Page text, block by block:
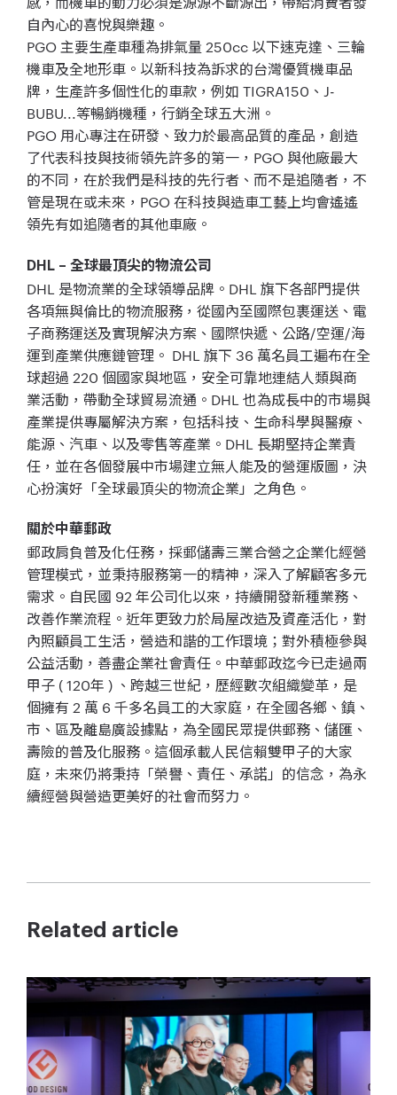
自內心的喜悅與樂趣。
PGO 主要生產車種為排氣量 250cc 以下速克達、三輪
機車及全地形車。以新科技為訴求的台灣優質機車品
牌，生產許多個性化的車款，例如 TIGRA150、J-
BUBU...等暢銷機種，行銷全球五大洲。
PGO 用心專注在研發、致力於最高品質的產品，創造
了代表科技與技術領先許多的第一，PGO 與他廠最大
的不同，在於我們是科技的先行者、而不是追隨者，不
管是現在或未來，PGO 在科技與造車工藝上均會遙遙
領先有如追隨者的其他車廠。
DHL – 全球最頂尖的物流公司
DHL 是物流業的全球領導品牌。DHL 旗下各部門提供
各項無與倫比的物流服務，從國內至國際包裹運送、電
子商務運送及實現解決方案、國際快遞、公路/空運/海
運到產業供應鏈管理。 DHL 旗下 36 萬名員工遍布在全
球超過 220 個國家與地區，安全可靠地連結人類與商
業活動，帶動全球貿易流通。DHL 也為成長中的市場與
產業提供專屬解決方案，包括科技、生命科學與醫療、
能源、汽車、以及零售等產業。DHL 長期堅持企業責
任，並在各個發展中市場建立無人能及的營運版圖，決
心扮演好「全球最頂尖的物流企業」之角色。
關於中華郵政
郵政肩負普及化任務，採郵儲壽三業合營之企業化經營
管理模式，並秉持服務第一的精神，深入了解顧客多元
需求。自民國 92 年公司化以來，持續開發新種業務、
改善作業流程。近年更致力於局屋改造及資產活化，對
內照顧員工生活，營造和諧的工作環境；對外積極參與
公益活動，善盡企業社會責任。中華郵政迄今已走過兩
甲子 ( 120年 ) 、跨越三世紀，歷經數次組織變革，是
個擁有 2 萬 6 千多名員工的大家庭，在全國各鄉、鎮、
市、區及離島廣設據點，為全國民眾提供郵務、儲匯、
壽險的普及化服務。這個承載人民信賴雙甲子的大家
庭，未來仍將秉持「榮譽、責任、承諾」的信念，為永
續經營與營造更美好的社會而努力。
Related article